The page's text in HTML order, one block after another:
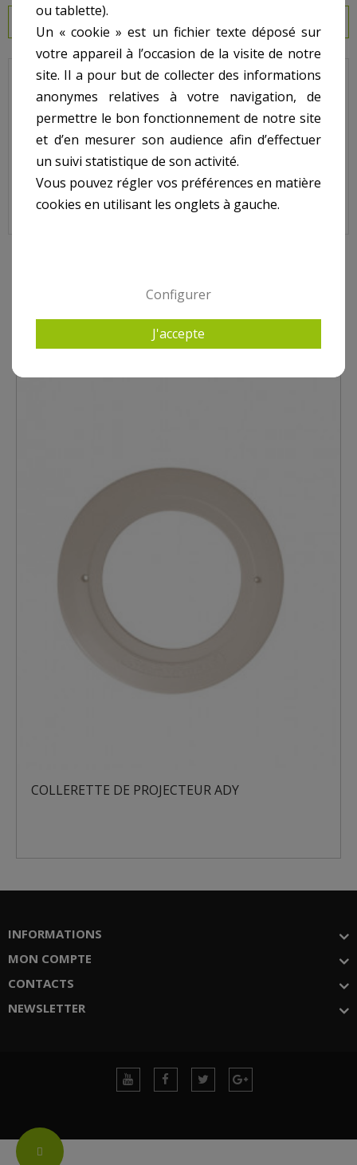
Change
EN SAVOIR PLUS
Bride pour projecteur ADY (Aquareva série France après 93).
N° 10 sur le shéma.
Bride pour Projecteur ADY, 112712
COLLERETTE DE PROJECTEUR ADY
INFORMATIONS
MON COMPTE
CONTACTS
NEWSLETTER
ou tablette).
Un « cookie » est un fichier texte déposé sur
votre appareil à l’occasion de la visite de notre
site. Il a pour but de collecter des informations
anonymes relatives à votre navigation, de
permettre le bon fonctionnement de notre site
et d’en mesurer son audience afin d’effectuer
un suivi statistique de son activité.
Vous pouvez régler vos préférences en matière
cookies en utilisant les onglets à gauche.
Configurer
J'accepte